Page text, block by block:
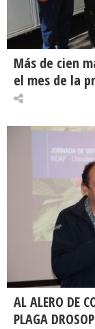
Más de cien
el mes de la
AL ALERO DE
PLAGA